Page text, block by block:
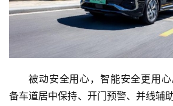
被动安全用心，智能安全更用
备车道居中保持、开门预警、并线辅